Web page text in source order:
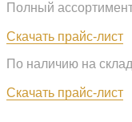
Полный
Скачать прайс-лист
По наличию на
Скачать прайс-лист